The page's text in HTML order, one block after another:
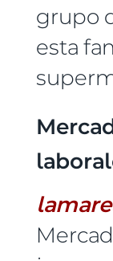
grupo
esta